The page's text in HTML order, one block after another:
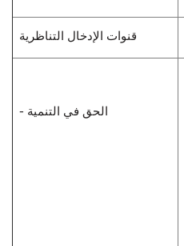
قنوات الإدخال التناظرية
- الحق في التنمية